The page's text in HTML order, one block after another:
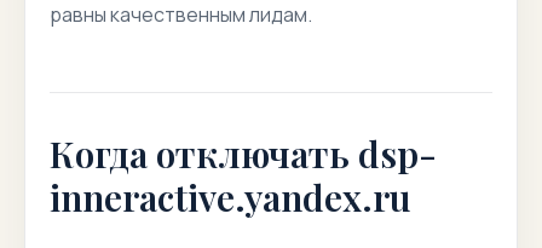
равны качественным лидам.
Когда отключать dsp-
inneractive.yandex.ru